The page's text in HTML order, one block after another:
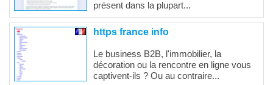
présent dans la plupart...
https france info
Le business B2B, l'immobilier, la
décoration ou la rencontre en ligne vous
captivent-ils ? Ou au contraire...